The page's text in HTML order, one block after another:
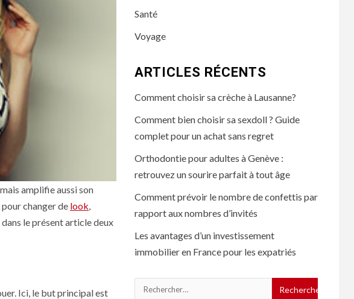
amplifie aussi son
changer de look,
le présent article deux
Ici, le but principal est
Santé
Voyage
ARTICLES RÉCENTS
Comment choisir sa crèche à Lausanne?
Comment bien choisir sa sexdoll ? Guide
complet pour un achat sans regret
Orthodontie pour adultes à Genève :
retrouvez un sourire parfait à tout âge
Comment prévoir le nombre de confettis par
rapport aux nombres d’invités
Les avantages d’un investissement
immobilier en France pour les expatriés
Rechercher :